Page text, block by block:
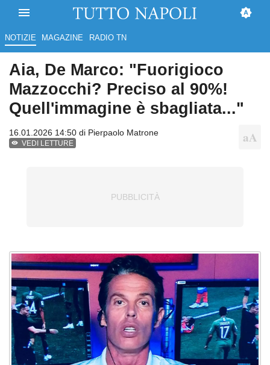
NOTIZIE MAGAZINE RADIO TN
Aia, De Marco: "Fuorigioco
Mazzocchi? Preciso al 90%!
Quell'immagine è sbagliata..."
16.01.2026 14:50 di Pierpaolo Matrone
VEDI LETTURE